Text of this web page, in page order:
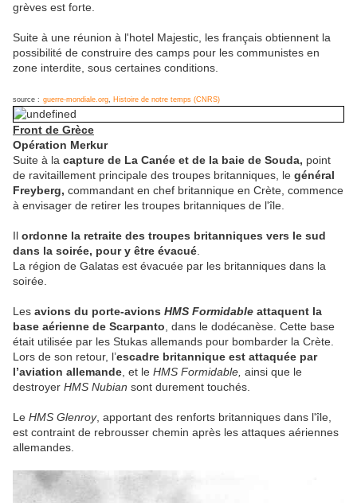
grèves est forte.
Suite à une réunion à l'hotel Majestic, les français obtiennent la
possibilité de construire des camps pour les communistes en
zone interdite, sous certaines conditions.
source : guerre-mondiale.org, Histoire de notre temps (CNRS)
Front de Grèce
Opération Merkur
Suite à la capture de La Canée et de la baie de Souda, point
de ravitaillement principale des troupes britanniques, le général
Freyberg, commandant en chef britannique en Crète, commence
à envisager de retirer les troupes britanniques de l'île.
Il ordonne la retraite des troupes britanniques vers le sud
dans la soirée, pour y être évacué
La région de Galatas est évacuée par les britanniques dans la
soirée.
Les avions du porte-avions HMS Formidable attaquent la
base aérienne de Scarpanto , dans le dodécanèse. Cette base
était utilisée par les Stukas allemands pour bombarder la Crète.
Lors de son retour, l’escadre britannique est attaquée par
l’aviation allemande , et le HMS Formidable, ainsi que le
destroyer HMS Nubian sont durement touchés.
Le HMS Glenroy, apportant des renforts britanniques dans l'île,
est contraint de rebrousser chemin après les attaques aériennes
allemandes.